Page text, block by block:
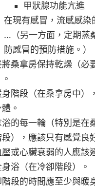
甲狀腺功能亢進
在現有感冒，流感感染
…（另一方面，定期蒸
防感冒的預防措施。）
桑拿房保持乾燥（必
階段（在桑拿房中）
。
浴的每一輪（特別是在
段），應該只有感覺良
壓或心臟衰弱的人應該
浴（在冷卻階段）。
階段的時間應至少與暖